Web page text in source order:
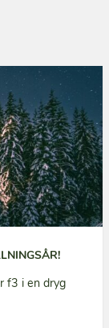
f3 i en dryg